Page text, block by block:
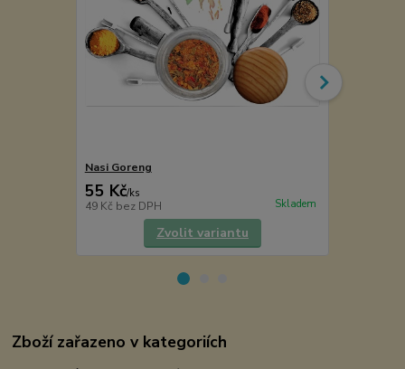
Nasi Goreng
55 Kč/ks
49 Kč bez DPH Skladem
Zvolit variantu
Zboží zařazeno v kategoriích